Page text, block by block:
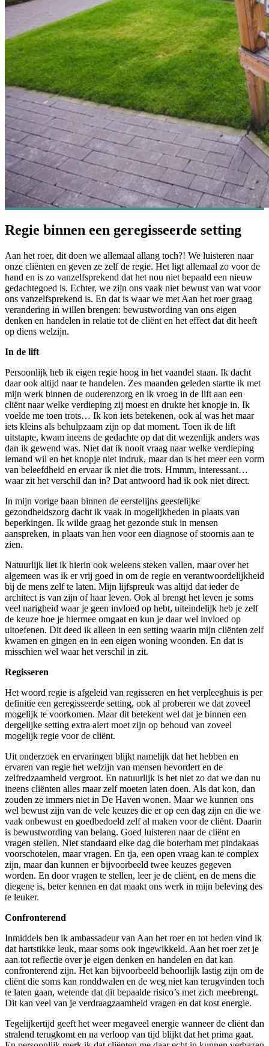
Regie binnen een geregisseerde setting
Aan het roer, dit doen we allemaal allang toch?! We luisteren naar
onze cliënten en geven ze zelf de regie. Het ligt allemaal zo voor de
hand en is zo vanzelfsprekend dat het nou niet bepaald een nieuw
gedachtegoed is. Echter, we zijn ons vaak niet bewust van wat voor
ons vanzelfsprekend is. En dat is waar we met Aan het roer graag
verandering in willen brengen: bewustwording van ons eigen
denken en handelen in relatie tot de cliënt en het effect dat dit heeft
op diens welzijn.
In de lift
Persoonlijk heb ik eigen regie hoog in het vaandel staan. Ik dacht
daar ook altijd naar te handelen. Zes maanden geleden startte ik met
mijn werk binnen de ouderenzorg en ik vroeg in de lift aan een
cliënt naar welke verdieping zij moest en drukte het knopje in. Ik
voelde me toen trots… Ik kon iets betekenen, ook al was het maar
iets kleins als behulpzaam zijn op dat moment. Toen ik de lift
uitstapte, kwam ineens de gedachte op dat dit wezenlijk anders was
dan ik gewend was. Niet dat ik nooit vraag naar welke verdieping
iemand wil en het knopje niet indruk, maar dan is het meer een vorm
van beleefdheid en ervaar ik niet die trots. Hmmm, interessant…
waar zit het verschil dan in? Dat antwoord had ik ook niet direct.
In mijn vorige baan binnen de eerstelijns geestelijke
gezondheidszorg dacht ik vaak in mogelijkheden in plaats van
beperkingen. Ik wilde graag het gezonde stuk in mensen
aanspreken, in plaats van hen voor een diagnose of stoornis aan te
zien.
Natuurlijk liet ik hierin ook weleens steken vallen, maar over het
algemeen was ik er vrij goed in om de regie en verantwoordelijkheid
bij de mens zelf te laten. Mijn lijfspreuk was altijd dat ieder de
architect is van zijn of haar leven. Ook al brengt het leven je soms
veel narigheid waar je geen invloed op hebt, uiteindelijk heb je zelf
de keuze hoe je hiermee omgaat en kun je daar wel invloed op
uitoefenen. Dit deed ik alleen in een setting waarin mijn cliënten zelf
kwamen en gingen en in een eigen woning woonden. En dat is
misschien wel waar het verschil in zit.
Regisseren
Het woord regie is afgeleid van regisseren en het verpleeghuis is per
definitie een geregisseerde setting, ook al proberen we dat zoveel
mogelijk te voorkomen. Maar dit betekent wel dat je binnen een
dergelijke setting extra alert moet zijn op behoud van zoveel
mogelijk regie voor de cliënt.
Uit onderzoek en ervaringen blijkt namelijk dat het hebben en
ervaren van regie het welzijn van mensen bevordert en de
zelfredzaamheid vergroot. En natuurlijk is het niet zo dat we dan nu
ineens cliënten alles maar zelf moeten laten doen. Als dat kon, dan
zouden ze immers niet in De Haven wonen. Maar we kunnen ons
wel bewust zijn van de vele keuzes die er op een dag zijn en die we
vaak onbewust en goedbedoeld zelf al maken voor de cliënt. Daarin
is bewustwording van belang. Goed luisteren naar de cliënt en
vragen stellen. Niet standaard elke dag die boterham met pindakaas
voorschotelen, maar vragen. En tja, een open vraag kan te complex
zijn, maar dan kunnen er bijvoorbeeld twee keuzes gegeven
worden. En door vragen te stellen, leer je de cliënt, en de mens die
diegene is, beter kennen en dat maakt ons werk in mijn beleving des
te leuker.
Confronterend
Inmiddels ben ik ambassadeur van Aan het roer en tot heden vind ik
dat hartstikke leuk, maar soms ook ingewikkeld. Aan het roer zet je
aan tot reflectie over je eigen denken en handelen en dat kan
confronterend zijn. Het kan bijvoorbeeld behoorlijk lastig zijn om de
cliënt die soms kan ronddwalen en de weg niet kan terugvinden toch
te laten gaan, wetende dat dit bepaalde risico’s met zich meebrengt.
Dit kan veel van je verdraagzaamheid vragen en dat kost energie.
Tegelijkertijd geeft het weer megaveel energie wanneer de cliënt dan
stralend terugkomt en na verloop van tijd blijkt dat het prima gaat.